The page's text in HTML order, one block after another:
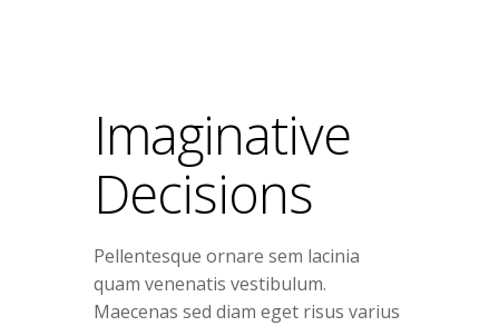
Imaginative
Decisions
Pellentesque ornare sem lacinia
quam venenatis vestibulum.
Maecenas sed diam eget risus varius